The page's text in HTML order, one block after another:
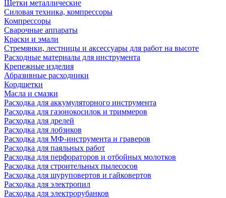
Щетки металлические
Силовая техника, компрессоры
Компрессоры
Сварочные аппараты
Краски и эмали
Стремянки, лестницы и аксессуары для работ на высоте
Расходные материалы для инструмента
Крепежные изделия
Абразивные расходники
Кордщетки
Масла и смазки
Расходка для аккумуляторного инструмента
Расходка для газонокосилок и триммеров
Расходка для дрелей
Расходка для лобзиков
Расходка для МФ-инструмента и граверов
Расходка для паяльных работ
Расходка для перфораторов и отбойных молотков
Расходка для строительных пылесоcов
Расходка для шуруповертов и гайковертов
Расходка для электропил
Расходка для электрорубанков